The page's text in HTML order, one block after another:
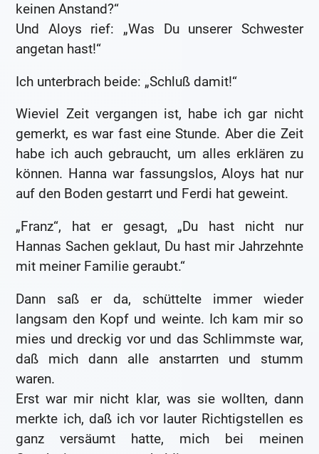
keinen Anstand?“
Und Aloys rief: „Was Du unserer Schwester
angetan hast!“
Ich unterbrach beide: „Schluß damit!“
Wieviel Zeit vergangen ist, habe ich gar nicht
gemerkt, es war fast eine Stunde. Aber die Zeit
habe ich auch gebraucht, um alles erklären zu
können. Hanna war fassungslos, Aloys hat nur
auf den Boden gestarrt und Ferdi hat geweint.
„Franz“, hat er gesagt, „Du hast nicht nur
Hannas Sachen geklaut, Du hast mir Jahrzehnte
mit meiner Familie geraubt.“
Dann saß er da, schüttelte immer wieder
langsam den Kopf und weinte. Ich kam mir so
mies und dreckig vor und das Schlimmste war,
daß mich dann alle anstarrten und stumm
waren.
Erst war mir nicht klar, was sie wollten, dann
merkte ich, daß ich vor lauter Richtigstellen es
ganz versäumt hatte, mich bei meinen